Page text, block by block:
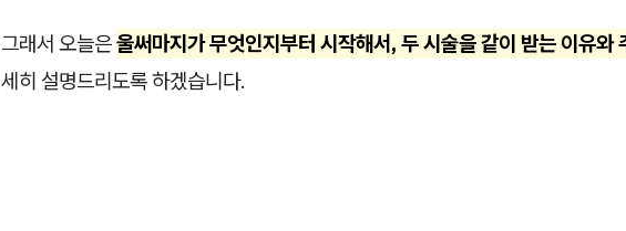
그래서 오늘은울써마지가 무엇인지부터 시작해서, 두 시술을 같이 받는 이유와
세히 설명드리도록 하겠습니다.